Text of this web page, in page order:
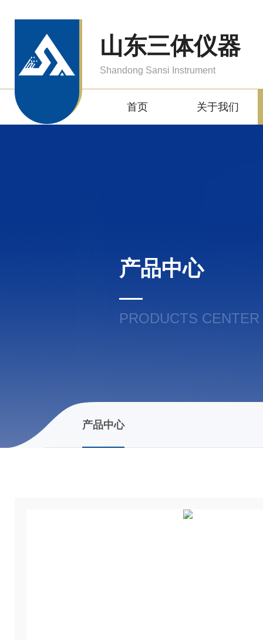
山东三体仪器
Shandong Sansi Instrument
首页 关于我们
产品中心
PRODUCTS CENTER
产品中心